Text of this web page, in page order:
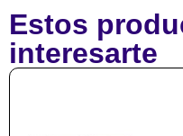
Estos
interesarte